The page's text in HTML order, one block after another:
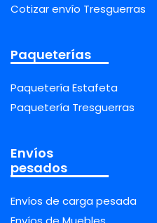
Cotizar envío Tresguerras
Paqueterías
Paquetería Estafeta
Paquetería Tresguerras
Envíos
pesados
Envíos de carga pesada